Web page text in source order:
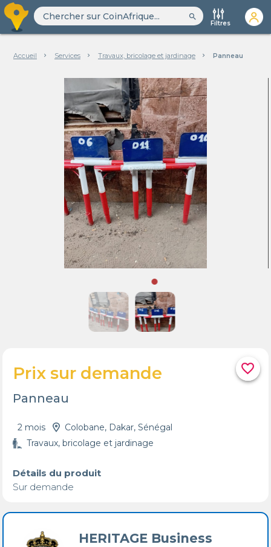
search
Filtres
Accueil Services Travaux, bricolage et jardinage Panneau
favorite_border
Prix sur demande
Panneau
2 mois
Colobane, Dakar, Sénégal
Travaux, bricolage et jardinage
Détails du produit
HERITAGE Business